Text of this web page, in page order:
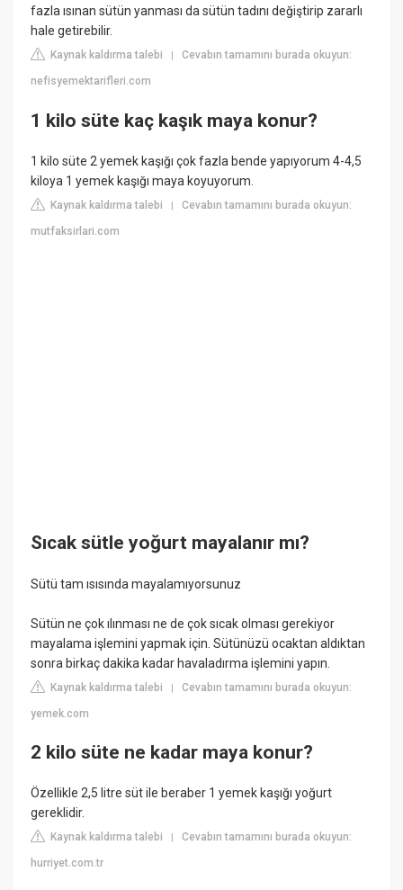
fazla ısınan sütün yanması da sütün tadını değiştirip zararlı
hale getirebilir.
Kaynak kaldırma talebi |Cevabın tamamını burada okuyun:
nefisyemektarifleri.com
1 kilo süte kaç kaşık maya konur?
1 kilo süte 2 yemek kaşığı çok fazla bende yapıyorum 4-4,5
kiloya 1 yemek kaşığı maya koyuyorum.
Kaynak kaldırma talebi |Cevabın tamamını burada okuyun:
mutfaksirlari.com
Sıcak sütle yoğurt mayalanır mı?
Sütü tam ısısında mayalamıyorsunuz
Sütün ne çok ılınması ne de çok sıcak olması gerekiyor
mayalama işlemini yapmak için. Sütünüzü ocaktan aldıktan
sonra birkaç dakika kadar havaladırma işlemini yapın.
Kaynak kaldırma talebi |Cevabın tamamını burada okuyun:
yemek.com
2 kilo süte ne kadar maya konur?
Özellikle 2,5 litre süt ile beraber 1 yemek kaşığı yoğurt
gereklidir.
Kaynak kaldırma talebi |Cevabın tamamını burada okuyun:
hurriyet.com.tr